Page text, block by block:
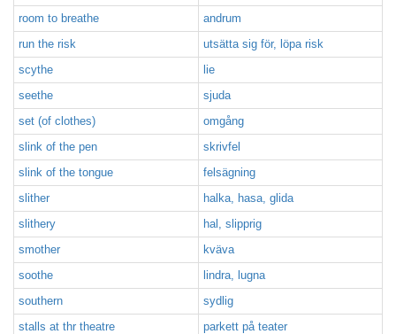
room to breathe
andrum
run the risk
utsätta sig för, löpa risk
scythe
lie
seethe
sjuda
set (of clothes)
omgång
slink of the pen
skrivfel
slink of the tongue
felsägning
slither
halka, hasa, glida
slithery
hal, slipprig
smother
kväva
soothe
lindra, lugna
southern
sydlig
stalls at thr theatre
parkett på teater